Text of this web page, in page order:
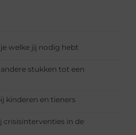
welke jij nodig hebt
stukken tot een
kinderen en tieners
crisisinterventies in de